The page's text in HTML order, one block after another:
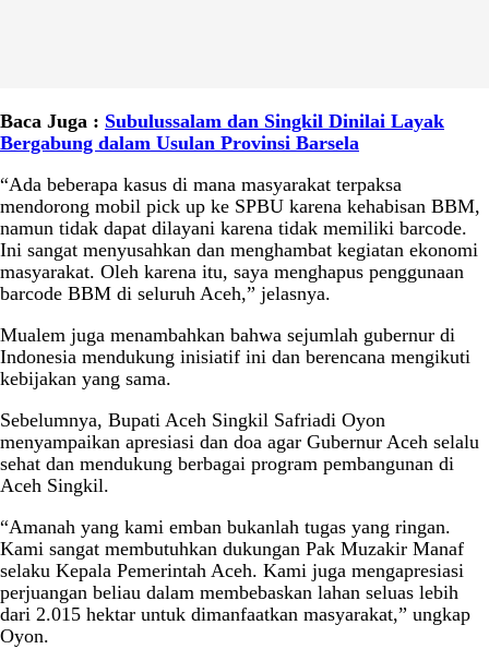
Baca Juga : Subulussalam dan Singkil Dinilai Layak
Bergabung dalam Usulan Provinsi Barsela
“Ada beberapa kasus di mana masyarakat terpaksa
mendorong mobil pick up ke SPBU karena kehabisan BBM,
namun tidak dapat dilayani karena tidak memiliki barcode.
Ini sangat menyusahkan dan menghambat kegiatan ekonomi
masyarakat. Oleh karena itu, saya menghapus penggunaan
barcode BBM di seluruh Aceh,” jelasnya.
Mualem juga menambahkan bahwa sejumlah gubernur di
Indonesia mendukung inisiatif ini dan berencana mengikuti
kebijakan yang sama.
Sebelumnya, Bupati Aceh Singkil Safriadi Oyon
menyampaikan apresiasi dan doa agar Gubernur Aceh selalu
sehat dan mendukung berbagai program pembangunan di
Aceh Singkil.
“Amanah yang kami emban bukanlah tugas yang ringan.
Kami sangat membutuhkan dukungan Pak Muzakir Manaf
selaku Kepala Pemerintah Aceh. Kami juga mengapresiasi
perjuangan beliau dalam membebaskan lahan seluas lebih
dari 2.015 hektar untuk dimanfaatkan masyarakat,” ungkap
Oyon.